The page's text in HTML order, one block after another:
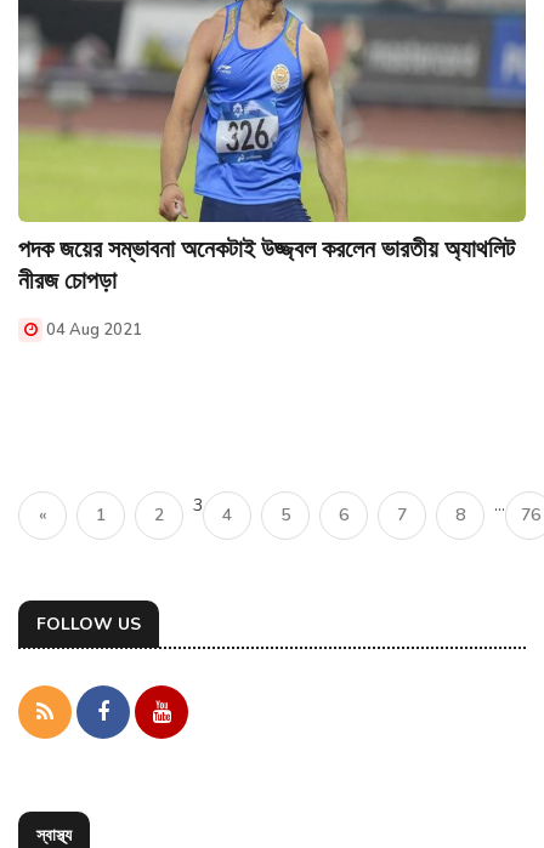
পদক জয়ের সম্ভাবনা অনেকটাই উজ্জ্বল করলেন ভারতীয় অ্যাথলিট
নীরজ চোপড়া
04 Aug 2021
« 1 2 3 4 5 6 7 8 ... 76
FOLLOW US
স্বাস্থ্য